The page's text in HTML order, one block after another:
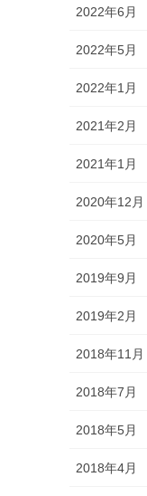
2022年6月
2022年5月
2022年1月
2021年2月
2021年1月
2020年12月
2020年5月
2019年9月
2019年2月
2018年11月
2018年7月
2018年5月
2018年4月